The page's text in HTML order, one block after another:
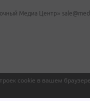
cookie в вашем
Медиа Центр»